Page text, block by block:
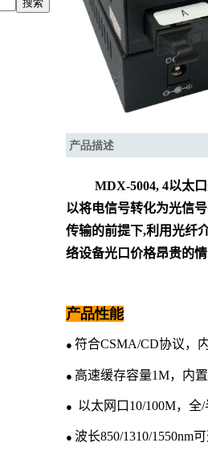
产品描述
MDX-5004, 4以太口
以将电信号转化为光信
传输的前提下,利用光纤
络设备光口价格昂贵的
产品性能
● 符合CSMA/CD协议，
● 高速缓存容量1M，内置
● 以太网口 10/100M，全
● 波长850/1310/1550nm